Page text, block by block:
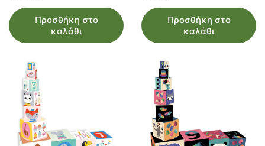
Προσθήκη στο
καλάθι
Προσθήκη στο
καλάθι